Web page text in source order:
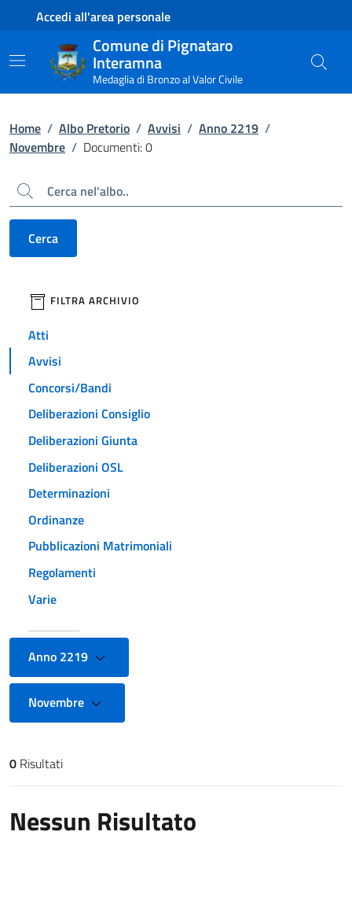
Contenuto principale
Piede di paginaAccedi all'area personale
Comune di Pignataro
Interamna
Medaglia di Bronzo al Valor Civile
Home / Albo Pretorio / Avvisi / Anno 2219 /
Novembre / Documenti: 0
Cerca
Cerca
filtri da applicare
FILTRA ARCHIVIO
Atti
Avvisi
Concorsi/Bandi
Deliberazioni Consiglio
Deliberazioni Giunta
Deliberazioni OSL
Determinazioni
Ordinanze
Pubblicazioni Matrimoniali
Regolamenti
Varie
Anno 2219
Novembre
Risultati di ricerca
0 Risultati
Nessun Risultato